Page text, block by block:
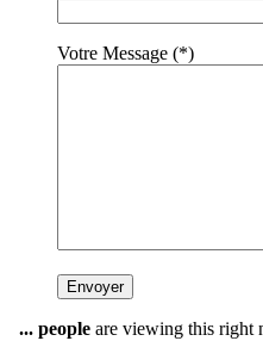
Votre Message (*)
... people are viewing this right